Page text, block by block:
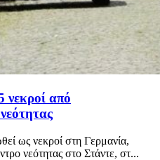
νεκροί από
ως νεκροί στη Γερμανία,
νεότητας στο Στάντε, στ...